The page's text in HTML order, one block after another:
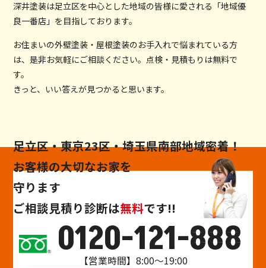
深井塗装は足立区を中心とした地域の皆様に愛される「地域優
良一番店」を目指しております。
お住まいの外壁塗装・屋根塗装のお手入れで悩まれている方
は、是非お気軽にご相談ください。点検・見積もりは無料で
す。
きっと、いい答えが見つかると思います。
足立区・東京23区・埼玉県南部地域密着！
お客様の大切なお家を
守ります
ご相談見積り診断は無料です!!
0120-121-888
【営業時間】8:00～19:00